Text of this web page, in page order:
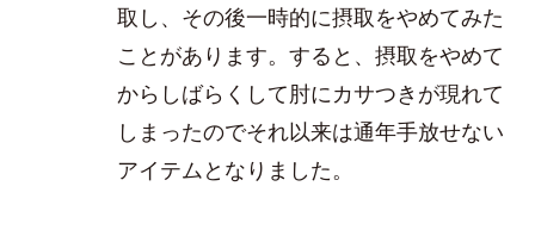
取し、その後一時的に摂取をやめてみた
ことがあります。すると、摂取をやめて
からしばらくして肘にカサつきが現れて
しまったのでそれ以来は通年手放せない
アイテムとなりました。